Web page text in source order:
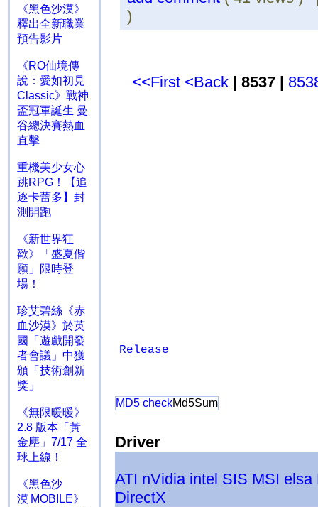
《黑色沙漠》
釋出全新職業
預告影片
《RO仙境傳
說：愛如初見
Classic》戰神
盃冠軍誕生 曼
谷總決賽熱血
直擊
重機美少女心
跳RPG！【追
逐卡蕾多】封
測開跑
《新世界狂
歡》「盛夏偕
願」限時登
場！
珍艾碧絲《赤
血沙漠》於英
國「遊戲開發
者會議」中獲
頒「技術創新
獎」
《無限暖暖》
2.8 版本「黃
金塵」7/17 全
球上線！
《黑色沙
漠 MOBILE》
)
<<First <Back | 8537 |
Release
MD5 checkMd5Sum
Driver
ATI nVidia intel SIS MSI elsa
DirectX